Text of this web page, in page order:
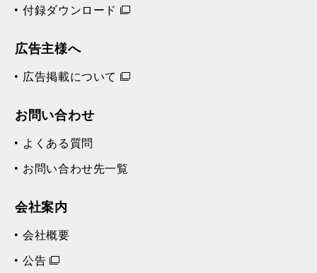
付録ダウンロード
広告主様へ
広告掲載について
お問い合わせ
よくある質問
お問い合わせ先一覧
会社案内
会社概要
公告